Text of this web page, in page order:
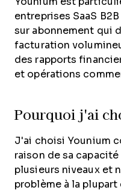
entreprises SaaS
sur abonnement qui
facturation
des rapports
et opérations
Pourquoi j'ai
J'ai choisi Younium
raison de sa
plusieurs niveaux et
problème à la